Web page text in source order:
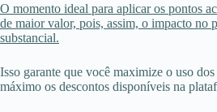
O momento ideal para aplicar os pontos
de maior valor, pois, assim, o impacto no
substancial.
Isso garante que você maximize o uso
máximo os descontos disponíveis na